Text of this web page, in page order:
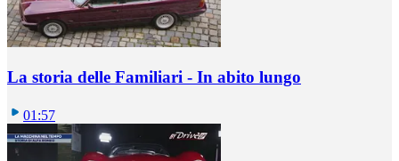
La storia delle Familiari - In abito lungo
01:57